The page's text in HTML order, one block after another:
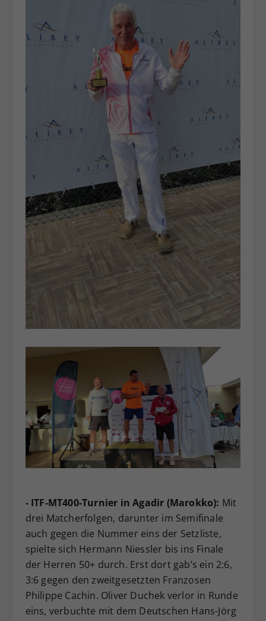
- ITF-MT400-Turnier in Agadir (Marokko): Mit
drei Matcherfolgen, darunter im Semifinale
auch gegen die Nummer eins der Setzliste,
spielte sich Hermann Niessler bis ins Finale
der Herren 50+ durch. Erst dort gab’s ein 2:6,
3:6 gegen den zweitgesetzten Franzosen
Philippe Cachin. Oliver Duchek verlor in Runde
eins, verbuchte mit dem Deutschen Hans-Jörg